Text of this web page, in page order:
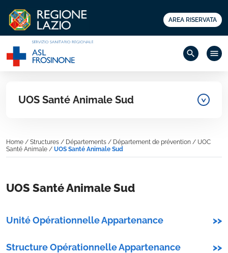
AREA RISERVATA
search menu
UOS Santé Animale Sud
Home / Structures / Départements / Département de prévention / UOC
Santé Animale / UOS Santé Animale Sud
UOS Santé Animale Sud
Unité Opérationnelle Appartenance >>
Structure Opérationnelle Appartenance >>